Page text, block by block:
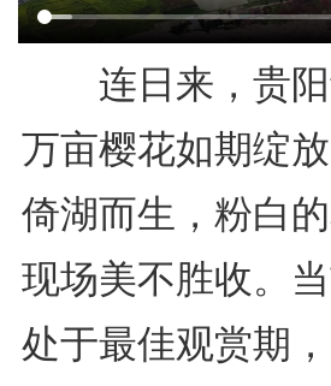
连日来，贵阳
万亩樱花如期绽
倚湖而生，粉白
现场美不胜收。
处于最佳观赏期